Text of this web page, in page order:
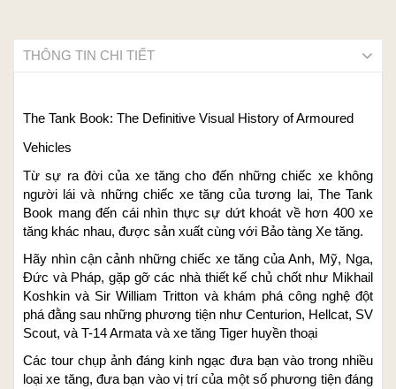
THÔNG TIN CHI TIẾT
The Tank Book: The Definitive Visual History of Armoured
Vehicles
Từ sự ra đời của xe tăng cho đến những chiếc xe không
người lái và những chiếc xe tăng của tương lai, The Tank
Book mang đến cái nhìn thực sự dứt khoát về hơn 400 xe
tăng khác nhau, được sản xuất cùng với Bảo tàng Xe tăng.
Hãy nhìn cận cảnh những chiếc xe tăng của Anh, Mỹ, Nga,
Đức và Pháp, gặp gỡ các nhà thiết kế chủ chốt như Mikhail
Koshkin và Sir William Tritton và khám phá công nghệ đột
phá đằng sau những phương tiện như Centurion, Hellcat, SV
Scout, và T-14 Armata và xe tăng Tiger huyền thoại
Các tour chụp ảnh đáng kinh ngạc đưa bạn vào trong nhiều
loại xe tăng, đưa bạn vào vị trí của một số phương tiện đáng